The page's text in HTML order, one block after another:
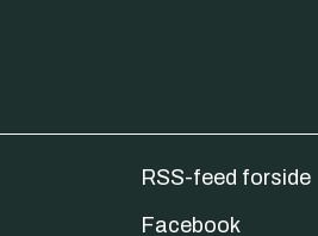
RSS-feed forside
Facebook